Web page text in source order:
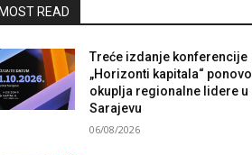
READ
Treće izdanje konferencije
„Horizonti kapitala“ ponovo
okuplja regionalne lidere u
Sarajevu
06/08/2026